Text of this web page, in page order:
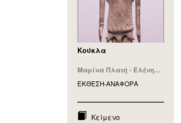
Κούκλα
Μαρίνα Πλατή - Ελένη...
ΕΚΘΕΣΗ-ΑΝΑΦΟΡA
Κείμενο